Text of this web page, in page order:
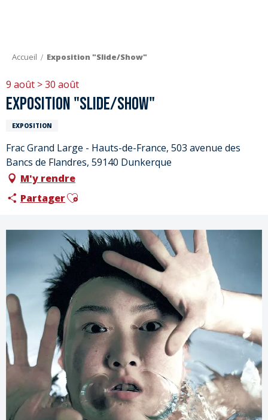
Accueil Exposition "Slide/Show"
9 août > 30 août
Exposition "Slide/Show"
EXPOSITION
Frac Grand Large - Hauts-de-France, 503 avenue des
Bancs de Flandres, 59140 Dunkerque
M'y rendre
PartagerAjouter aux favoris